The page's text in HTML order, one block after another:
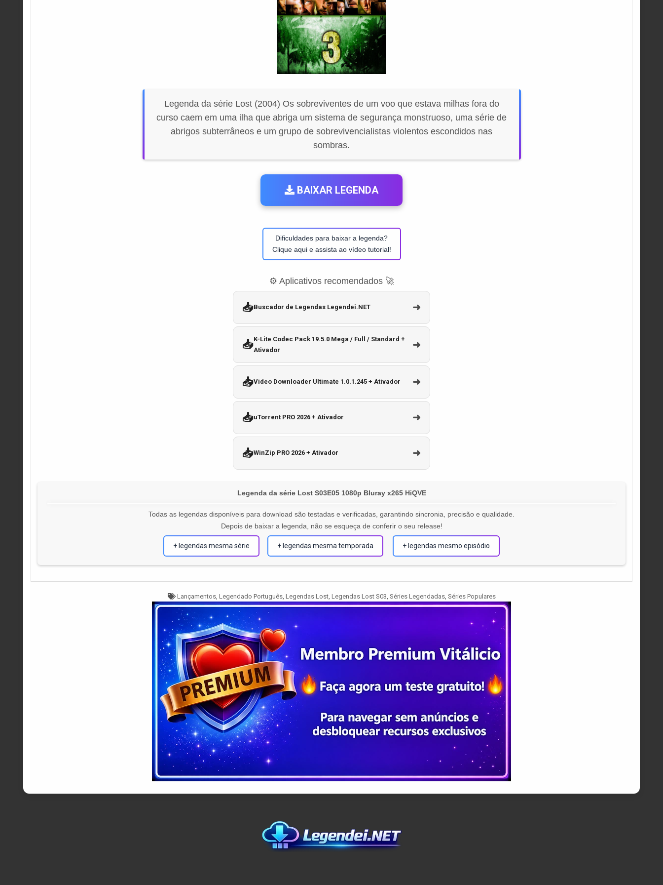
Legenda da série Lost (2004) Os sobreviventes de um voo que estava milhas fora do
curso caem em uma ilha que abriga um sistema de segurança monstruoso, uma série de
abrigos subterrâneos e um grupo de sobrevivencialistas violentos escondidos nas
sombras.
BAIXAR LEGENDA
Dificuldades para baixar a legenda?
Clique aqui e assista ao vídeo tutorial!
⚙️ Aplicativos recomendados 🚀
📥Buscador de Legendas Legendei.NET ➜
📥K-Lite Codec Pack 19.5.0 Mega / Full / Standard +
Ativador
➜
📥Video Downloader Ultimate 1.0.1.245 + Ativador ➜
📥uTorrent PRO 2026 + Ativador ➜
📥WinZip PRO 2026 + Ativador ➜
Legenda da série Lost S03E05 1080p Bluray x265 HiQVE
Todas as legendas disponíveis para download são testadas e verificadas, garantindo sincronia, precisão e qualidade.
Depois de baixar a legenda, não se esqueça de conferir o seu release!
+ legendas mesma série + legendas mesma temporada · + legendas mesmo episódio
Tagged
Lançamentos, Legendado Português, Legendas Lost, Legendas Lost S03 Séries Legendadas, Séries Populares